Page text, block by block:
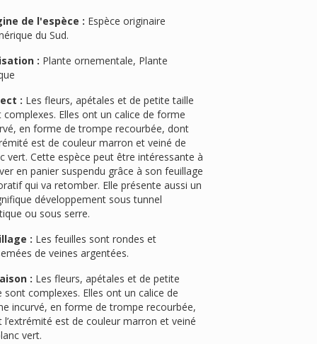
de l'espèce :
du Sud.
:
:
complexes. Elles ont un calice de forme
en forme de trompe recourbée, dont
est de couleur marron et veiné de
vert. Cette espèce peut être intéressante à
en panier suspendu grâce à son feuillage
qui va retomber. Elle présente aussi un
développement sous tunnel
ou sous serre.
:
de veines argentées.
:
sont complexes. Elles ont un calice de
incurvé, en forme de trompe recourbée,
l’extrémité est de couleur marron et veiné
vert.